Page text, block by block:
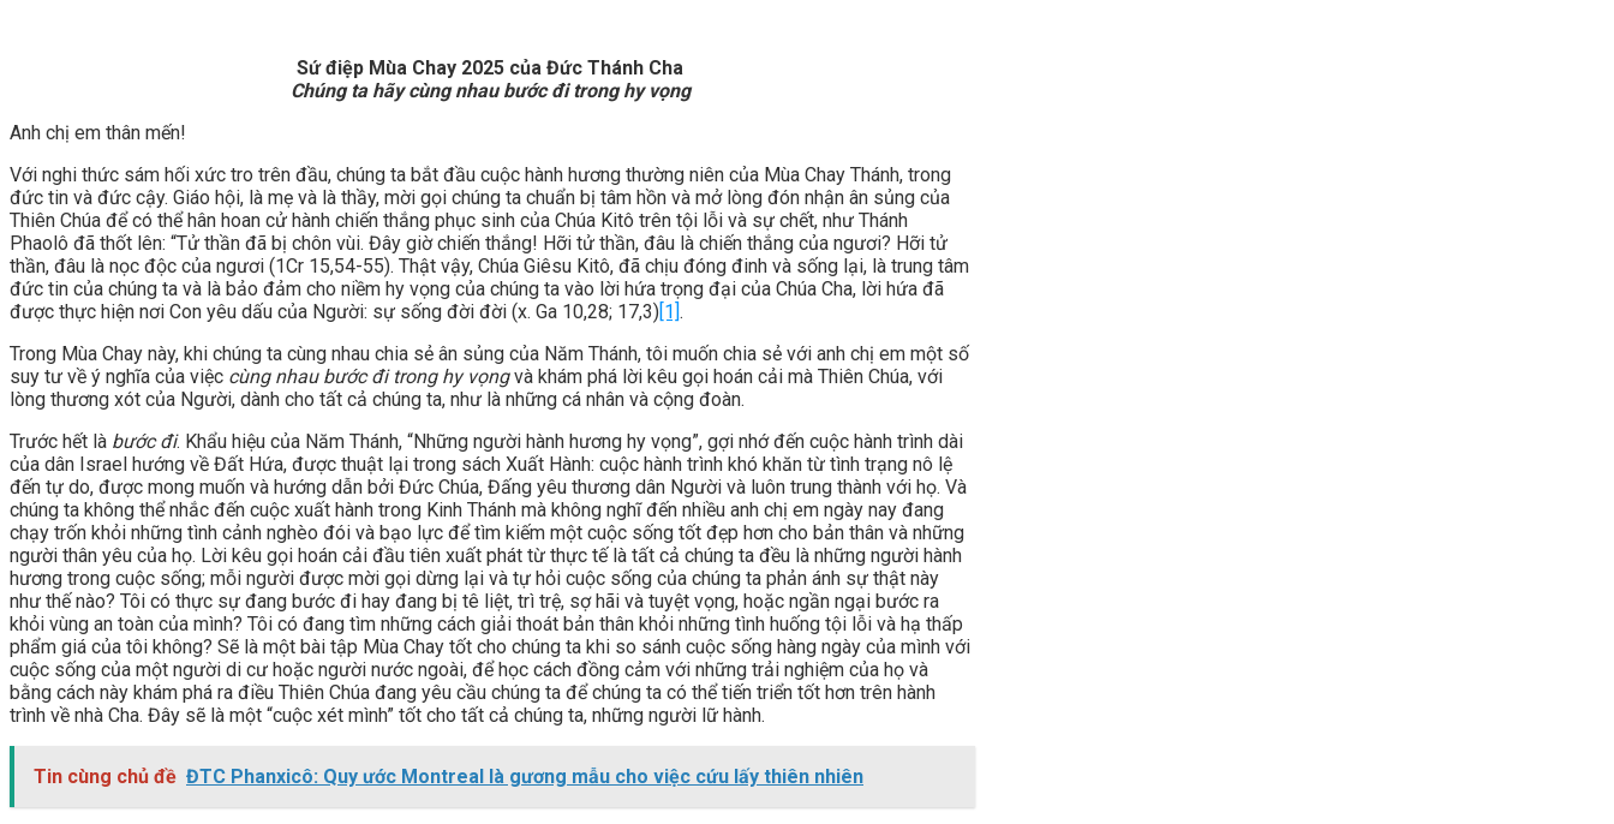
Sứ điệp Mùa Chay 2025 của Đức Thánh Cha
Chúng ta hãy cùng nhau bước đi trong hy vọng
Anh chị em thân mến!
Với nghi thức sám hối xức tro trên đầu, chúng ta bắt đầu cuộc hành hương thường niên của Mùa Chay Thánh, trong
đức tin và đức cậy. Giáo hội, là mẹ và là thầy, mời gọi chúng ta chuẩn bị tâm hồn và mở lòng đón nhận ân sủng của
Thiên Chúa để có thể hân hoan cử hành chiến thắng phục sinh của Chúa Kitô trên tội lỗi và sự chết, như Thánh
Phaolô đã thốt lên: “Tử thần đã bị chôn vùi. Đây giờ chiến thắng! Hỡi tử thần, đâu là chiến thắng của ngươi? Hỡi tử
thần, đâu là nọc độc của ngươi (1Cr 15,54-55). Thật vậy, Chúa Giêsu Kitô, đã chịu đóng đinh và sống lại, là trung tâm
đức tin của chúng ta và là bảo đảm cho niềm hy vọng của chúng ta vào lời hứa trọng đại của Chúa Cha, lời hứa đã
được thực hiện nơi Con yêu dấu của Người: sự sống đời đời (x. Ga 10,28; 17,3)[1].
Trong Mùa Chay này, khi chúng ta cùng nhau chia sẻ ân sủng của Năm Thánh, tôi muốn chia sẻ với anh chị em một số
suy tư về ý nghĩa của việc cùng nhau bước đi trong hy vọngvà khám phá lời kêu gọi hoán cải mà Thiên Chúa, với
lòng thương xót của Người, dành cho tất cả chúng ta, như là những cá nhân và cộng đoàn.
Trước hết là bước đi. Khẩu hiệu của Năm Thánh, “Những người hành hương hy vọng”, gợi nhớ đến cuộc hành trình dài
của dân Israel hướng về Đất Hứa, được thuật lại trong sách Xuất Hành: cuộc hành trình khó khăn từ tình trạng nô lệ
đến tự do, được mong muốn và hướng dẫn bởi Đức Chúa, Đấng yêu thương dân Người và luôn trung thành với họ. Và
chúng ta không thể nhắc đến cuộc xuất hành trong Kinh Thánh mà không nghĩ đến nhiều anh chị em ngày nay đang
chạy trốn khỏi những tình cảnh nghèo đói và bạo lực để tìm kiếm một cuộc sống tốt đẹp hơn cho bản thân và những
người thân yêu của họ. Lời kêu gọi hoán cải đầu tiên xuất phát từ thực tế là tất cả chúng ta đều là những người hành
hương trong cuộc sống; mỗi người được mời gọi dừng lại và tự hỏi cuộc sống của chúng ta phản ánh sự thật này
như thế nào? Tôi có thực sự đang bước đi hay đang bị tê liệt, trì trệ, sợ hãi và tuyệt vọng, hoặc ngần ngại bước ra
khỏi vùng an toàn của mình? Tôi có đang tìm những cách giải thoát bản thân khỏi những tình huống tội lỗi và hạ thấp
phẩm giá của tôi không? Sẽ là một bài tập Mùa Chay tốt cho chúng ta khi so sánh cuộc sống hàng ngày của mình với
cuộc sống của một người di cư hoặc người nước ngoài, để học cách đồng cảm với những trải nghiệm của họ và
bằng cách này khám phá ra điều Thiên Chúa đang yêu cầu chúng ta để chúng ta có thể tiến triển tốt hơn trên hành
trình về nhà Cha. Đây sẽ là một “cuộc xét mình” tốt cho tất cả chúng ta, những người lữ hành.
Tin cùng chủ đề ĐTC Phanxicô: Quy ước Montreal là gương mẫu cho việc cứu lấy thiên nhiên